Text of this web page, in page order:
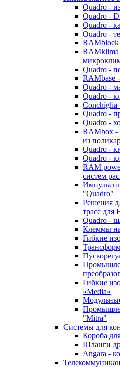
Quadro -
Quadro -
Quadro -
Quadro -
RAMblock
RAMklima
Quadro -
RAMbase
Quadro -
Quadro -
Conchiglia
Quadro -
Quadro -
RAMbox -
из
Quadro -
Quadro -
RAM
систем
"Quadro"
Решения
трасс
Quadro -
Клеммы
Гибкие
Гибкие
«Media»
"Mitra"
Системы для
Короба
Шланги
Angara -